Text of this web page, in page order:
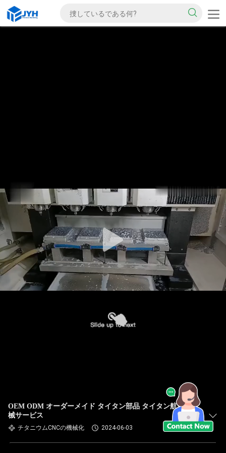
OEM ODM オーダーメイド タイタン部品 タイタン航空機
械サービス
チタニウムCNCの機械化 2024-06-03